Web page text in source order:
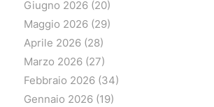
Giugno 2026(20)
Maggio 2026(29)
Aprile 2026(28)
Marzo 2026(27)
Febbraio 2026(34)
Gennaio 2026(19)